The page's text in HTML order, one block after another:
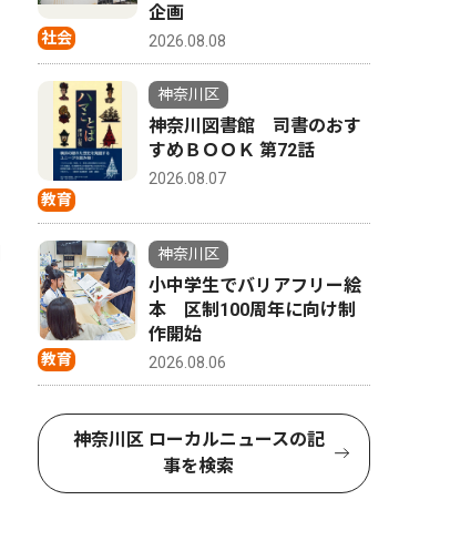
社会
企画
2026.08.08
教育
神奈川区
神奈川図書館 司書のおす
すめＢＯＯＫ 第72話
2026.08.07
教育
神奈川区
小中学生でバリアフリー絵
本 区制100周年に向け制
作開始
2026.08.06
神奈川区 ローカルニュースの記
事を検索